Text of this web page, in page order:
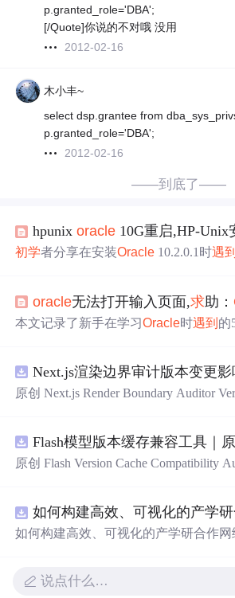
p.granted_role='DBA';
[/Quote]你说的不对哦 没用
2012-02-16
木小丰~
select dsp.grantee from
p.granted_role='DBA';
2012-02-16
——到底了——
hpunixoracle 10G重启,HP-Unix
初学者分享在安装Oracle 10.2.0.1时遇到
oracle无法打开输入页面,求助：
本文记录了新手在学习Oracle时遇到 的
原创 Next.js Render Boundary Auditor
入约定、规则参数、结果结构和风险
压缩包包含完整源码、3 项自动化测试
原创与授权声明。运行时零第三方依
或开源项目源码、Logo、官方截图、论
他受限素材。
原创 Flash Version Cache Compatibility
复现合成示例、离线 HTML/JSON/
真实运行效果图、README、运行说
日志或其他受限素材。
如何构建高效、可视化的产学
如何构建高效、可视化的产学研合作网
说点什么…